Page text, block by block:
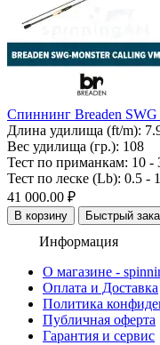
Спиннинг Breaden
Длина удилища (ft/m):
Вес удилища (гр.): 108
Тест по приманкам: 10 -
Тест по леске (Lb): 0.5 -
41 000.00 ₽
В корзину Быстрый
Информация
О магазине -
Оплата и Доставка
Политика
Публичная оферта
Гарантия и сервис